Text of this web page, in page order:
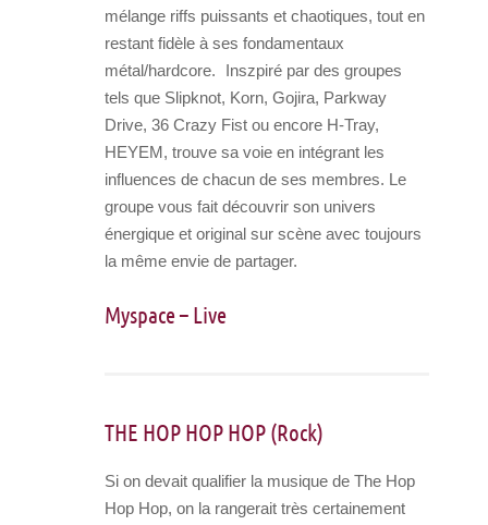
mélange riffs puissants et chaotiques, tout en
restant fidèle à ses fondamentaux
métal/hardcore. Inszpiré par des groupes
tels que Slipknot, Korn, Gojira, Parkway
Drive, 36 Crazy Fist ou encore H-Tray,
HEYEM, trouve sa voie en intégrant les
influences de chacun de ses membres. Le
groupe vous fait découvrir son univers
énergique et original sur scène avec toujours
la même envie de partager.
Myspace– Live
THE HOP HOP HOP (Rock)
Si on devait qualifier la musique de The Hop
Hop Hop, on la rangerait très certainement